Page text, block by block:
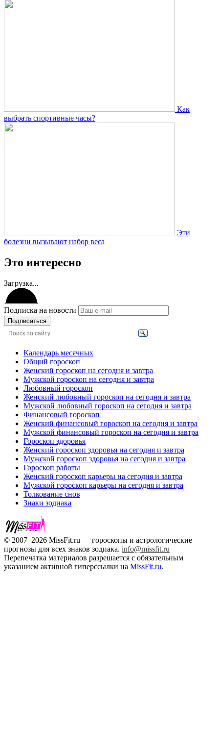
Как
выбрать спортивные часы?
Эти
болезни вызывают набор веса
Это интересно
Загрузка...
Подписка на новости
Подписаться
Календарь месячных
Общий гороскоп
Женский гороскоп на сегодня и завтра
Мужской гороскоп на сегодня и завтра
Любовный гороскоп
Женский любовный гороскоп на сегодня и завтра
Мужской любовный гороскоп на сегодня и завтра
Финансовый гороскоп
Женский финансовый гороскоп на сегодня и завтра
Мужской финансовый гороскоп на сегодня и завтра
Гороскоп здоровья
Женский гороскоп здоровья на сегодня и завтра
Мужской гороскоп здоровья на сегодня и завтра
Гороскоп работы
Женский гороскоп карьеры на сегодня и завтра
Мужской гороскоп карьеры на сегодня и завтра
Толкование снов
Знаки зодиака
© 2007–2026 MissFit.ru — гороскопы и астрологические
прогнозы для всех знаков зодиака. info@missfit.ru
Перепечатка материалов разрешается с обязательным
указанием активной гиперссылки на MissFit.ru.